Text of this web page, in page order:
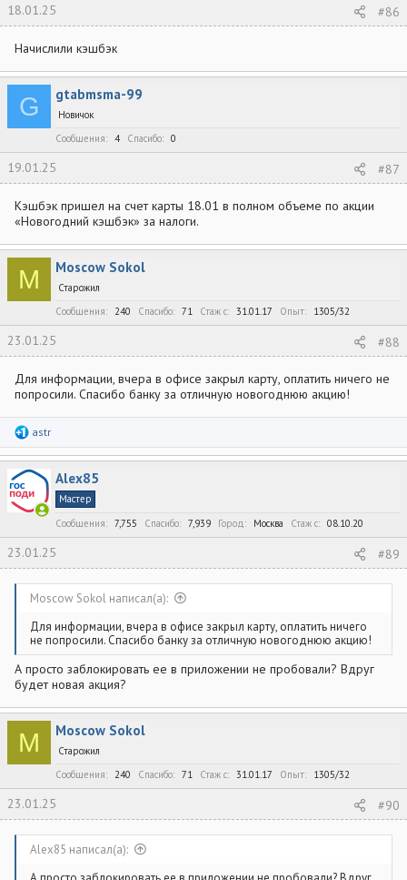
18.01.25 #86
Начислили кэшбэк
G gtabmsma-99
Новичок
Сообщения
4 Спасибо 0
19.01.25 #87
Кэшбэк пришел на счет карты 18.01 в полном объеме по акции
«Новогодний кэшбэк» за налоги.
M Moscow Sokol
Старожил
Сообщения
240 Спасибо 71 Стаж c 31.01.17 Опыт 1305/32
23.01.25 #88
Для информации, вчера в офисе закрыл карту, оплатить ничего не
попросили. Спасибо банку за отличную новогоднюю акцию!
Р
а
к
и
и
astr
Alex85
Мастер
Сообщения
7,755 Спасибо 7,939 Город Москва Стаж c 08.10.20
23.01.25 #89
Moscow Sokol написал(а):
Для информации, вчера в офисе закрыл карту, оплатить ничего
не попросили. Спасибо банку за отличную новогоднюю акцию!
А просто заблокировать ее в приложении не пробовали? Вдруг
будет новая акция?
M Moscow Sokol
Старожил
Сообщения
240 Спасибо 71 Стаж c 31.01.17 Опыт 1305/32
23.01.25 #90
Alex85 написал(а):